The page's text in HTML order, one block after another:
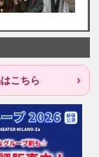
こちら